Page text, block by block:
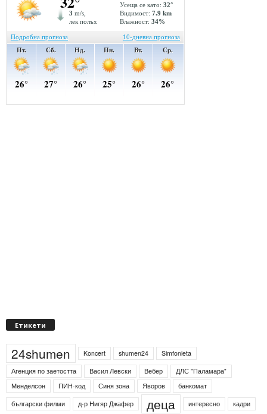
Етикети
24shumen Koncert shumen24
Simfonieta
Агенция по заетостта
Васил Левски Вебер
ДЛС "Паламара"
Менделсон
ПИН-код Синя зона Яворов
банкомат
български филми
д-р Нигяр Джафер деца интересно кадри